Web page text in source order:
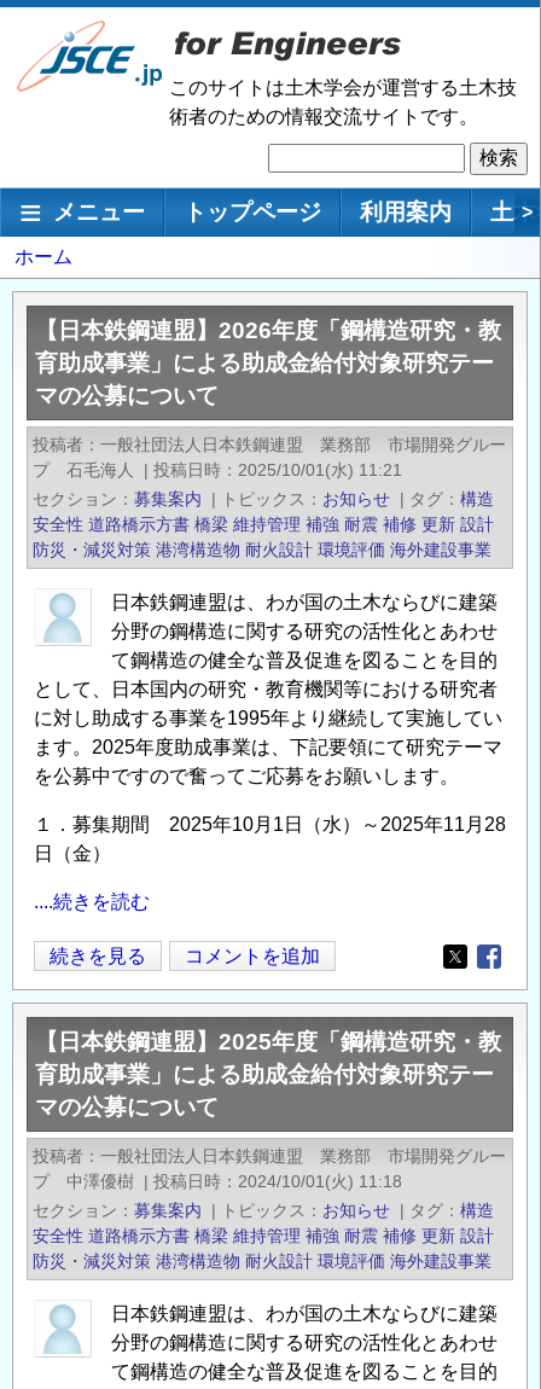
メ
ン
移
このサイトは土木学会が運営する土木技
術者のための情報交流サイトです。
索
メインナビゲーション
メニュー トップページ 利用案内 土 >
パ
ン
ず
ホーム
【日本鉄鋼連盟】2026年度「鋼構造研究・教
育助成事業」による助成金給付対象研究テー
マの公募について
投稿者
一般社団法人日本鉄鋼連盟 業務部 市場開発グルー
プ 石毛海人
| 投稿日時
2025/10/01(水) 11:21
セクション
募集案内 | トピックス お知らせ | タグ
構造
安全性 道路橋示方書 橋梁 維持管理 補強 耐震 補修 更新 設計
防災・減災対策 港湾構造物 耐火設計 環境評価 海外建設事業
日本鉄鋼連盟は、わが国の土木ならびに建築
分野の鋼構造に関する研究の活性化とあわせ
て鋼構造の健全な普及促進を図ることを目的
として、日本国内の研究・教育機関等における研究者
に対し助成する事業を1995年より継続して実施してい
ます。2025年度助成事業は、下記要領にて研究テーマ
を公募中ですので奮ってご応募をお願いします。
１．募集期間 2025年10月1日（水）～2025年11月28
日（金）
....続きを読む
【日
本
鉄
鋼
連
盟】
2026
年
「鋼
構
研
究・
続きを見る コメントを追加
Opens in
【日本鉄鋼連盟】2025年度「鋼構造研究・教
育助成事業」による助成金給付対象研究テー
マの公募について
投稿者
一般社団法人日本鉄鋼連盟 業務部 市場開発グルー
プ 中澤優樹 | 投稿日時
2024/10/01(火) 11:18
セクション
募集案内 | トピックス お知らせ | タグ
構造
安全性 道路橋示方書 橋梁 維持管理 補強 耐震 補修 更新 設計
防災・減災対策 港湾構造物 耐火設計 環境評価 海外建設事業
日本鉄鋼連盟は、わが国の土木ならびに建築
分野の鋼構造に関する研究の活性化とあわせ
て鋼構造の健全な普及促進を図ることを目的